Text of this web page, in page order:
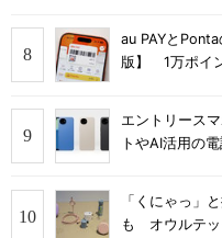
au PAYと
版】 1万ポイ
エントリース
トやAI活用の
「くにゃっ」
も オウルテッ